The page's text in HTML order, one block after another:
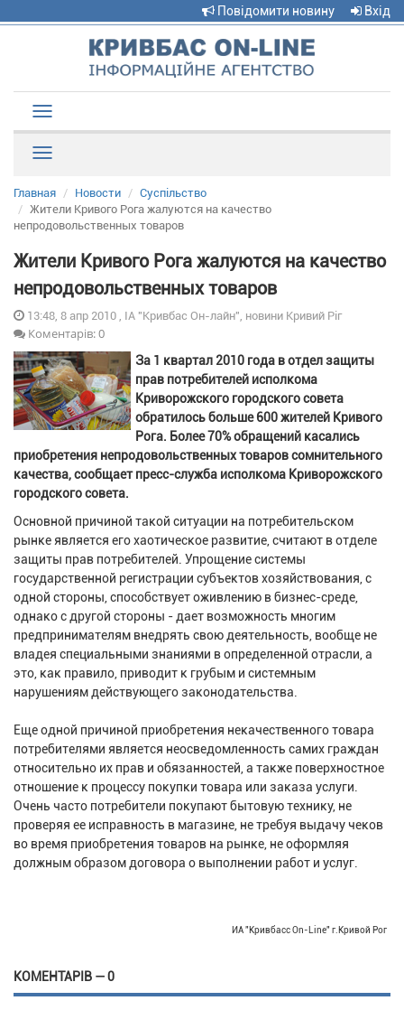
Повідомити новину Вхід
navigation
Главная Новости
Суспільство
Жители Кривого Рога жалуются на качество
непродовольственных товаров
Жители Кривого Рога жалуются на качество
непродовольственных товаров
13:48, 8 апр 2010 , ІА "Кривбас Он-лайн", новини Кривий Ріг
Коментарів: 0
За 1 квартал 2010 года в отдел защиты
прав потребителей исполкома
Криворожского городского совета
обратилось больше 600 жителей Кривого
Рога. Более 70% обращений касались
приобретения непродовольственных товаров сомнительного
качества, сообщает пресс-служба исполкома Криворожского
городского совета.
Основной причиной такой ситуации на потребительском
рынке является его хаотическое развитие, считают в отделе
защиты прав потребителей. Упрощение системы
государственной регистрации субъектов хозяйствования, с
одной стороны, способствует оживлению в бизнес-среде,
однако с другой стороны - дает возможность многим
предпринимателям внедрять свою деятельность, вообще не
владея специальными знаниями в определенной отрасли, а
это, как правило, приводит к грубым и системным
нарушениям действующего законодательства.
Еще одной причиной приобретения некачественного товара
потребителями является неосведомленность самих граждан
относительно их прав и обязанностей, а также поверхностное
отношение к процессу покупки товара или заказа услуги.
Очень часто потребители покупают бытовую технику, не
проверяя ее исправность в магазине, не требуя выдачу чеков
во время приобретения товаров на рынке, не оформляя
должным образом договора о выполнении работ и услуг.
ИА "Кривбасс On-Line" г.Кривой Рог
КОМЕНТАРІВ — 0